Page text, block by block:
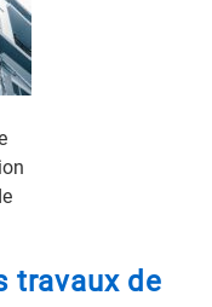
travaux de